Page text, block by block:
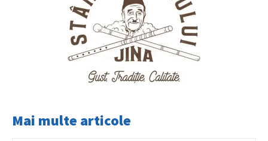
Mai multe articole